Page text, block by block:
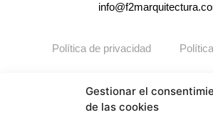
Gestionar el
de las cookies
Política de privacidad
reservados.